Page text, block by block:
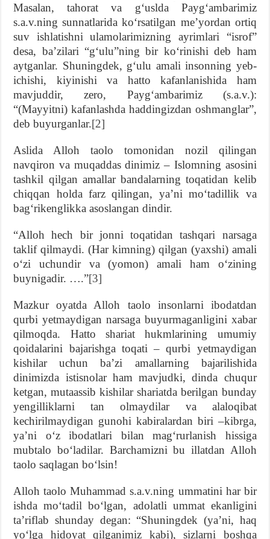
Masalan, tahorat va gʻuslda Paygʻambarimiz
s.a.v.ning sunnatlarida koʻrsatilgan meʼyordan ortiq
suv ishlatishni ulamolarimizning ayrimlari “isrof”
desa, baʼzilari “gʻulu”ning bir koʻrinishi deb ham
aytganlar. Shuningdek, gʻulu amali insonning yeb-
ichishi, kiyinishi va hatto kafanlanishida ham
mavjuddir, zero, Paygʻambarimiz (s.a.v.):
“(Mayyitni) kafanlashda haddingizdan oshmanglar”,
deb buyurganlar.[2]
Aslida Alloh taolo tomonidan nozil qilingan
navqiron va muqaddas dinimiz – Islomning asosini
tashkil qilgan amallar bandalarning toqatidan kelib
chiqqan holda farz qilingan, yaʼni moʻtadillik va
bagʻrikenglikka asoslangan dindir.
“Alloh hech bir jonni toqatidan tashqari narsaga
taklif qilmaydi. (Har kimning) qilgan (yaxshi) amali
oʻzi uchundir va (yomon) amali ham oʻzining
buynigadir. ….”[3]
Mazkur oyatda Alloh taolo insonlarni ibodatdan
qurbi yetmaydigan narsaga buyurmaganligini xabar
qilmoqda. Hatto shariat hukmlarining umumiy
qoidalarini bajarishga toqati – qurbi yetmaydigan
kishilar uchun baʼzi amallarning bajarilishida
dinimizda istisnolar ham mavjudki, dinda chuqur
ketgan, mutaassib kishilar shariatda berilgan bunday
yengilliklarni tan olmaydilar va alaloqibat
kechirilmaydigan gunohi kabiralardan biri –kibrga,
yaʼni oʻz ibodatlari bilan magʻrurlanish hissiga
mubtalo boʻladilar. Barchamizni bu illatdan Alloh
taolo saqlagan boʻlsin!
Alloh taolo Muhammad s.a.v.ning ummatini har bir
ishda moʻtadil boʻlgan, adolatli ummat ekanligini
taʼriflab shunday degan: “Shuningdek (yaʼni, haq
yoʻlga hidoyat qilganimiz kabi), sizlarni boshqa